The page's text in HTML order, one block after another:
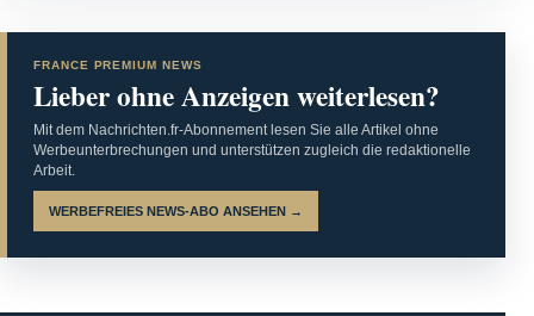
FRANCE PREMIUM NEWS
Lieber ohne Anzeigen weiterlesen?
Mit dem Nachrichten.fr-Abonnement lesen Sie alle Artikel ohne
Werbeunterbrechungen und unterstützen zugleich die redaktionelle
Arbeit.
WERBEFREIES NEWS-ABO ANSEHEN →